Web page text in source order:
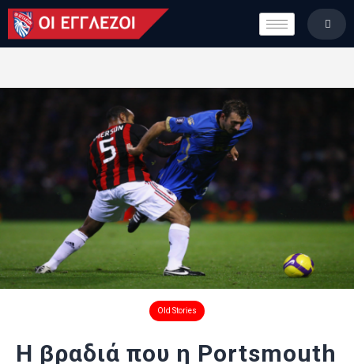
LONDON CALLING
ΚΑΤΗΓΟΡΙΕΣ
ΟΜΑΔΕΣ
ΠΟΙΟΙ ΕΙΜΑΣΤΕ
Old Stories
Η βραδιά που η Portsmouth